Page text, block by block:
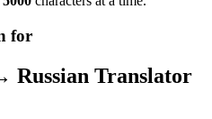
for
Russian Translator